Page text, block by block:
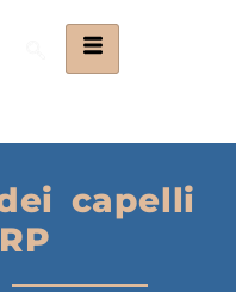
capelli